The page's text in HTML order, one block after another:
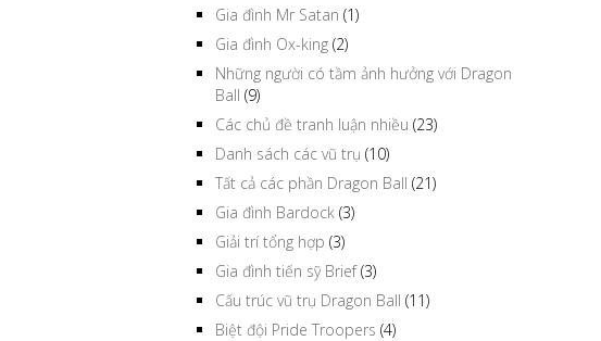
Gia đình Mr Satan (1)
Gia đình Ox-king (2)
Những người có tầm ảnh hưởng với Dragon
Ball (9)
Các chủ đề tranh luận nhiều (23)
Danh sách các vũ trụ (10)
Tất cả các phần Dragon Ball (21)
Gia đình Bardock (3)
Giải trí tổng hợp (3)
Gia đình tiến sỹ Brief(3)
Cấu trúc vũ trụ Dragon Ball (11)
Biệt đội Pride Troopers (4)